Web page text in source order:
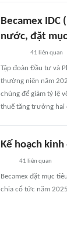
Becamex IDC
nước, đặt
41 liên quan
Tập đoàn Đầu tư và
thường niên năm
chúng để giảm tỷ lệ
thuế tăng trưởng hai
Kế hoạch
41 liên quan
Becamex đặt mục
chia cổ tức năm